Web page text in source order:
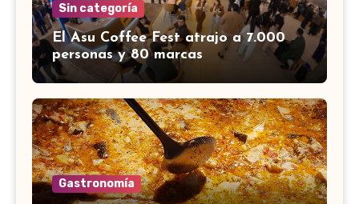
Sin categoría
El Asu Coffee Fest atrajo a 7.000
personas y 80 marcas
Gastronomía